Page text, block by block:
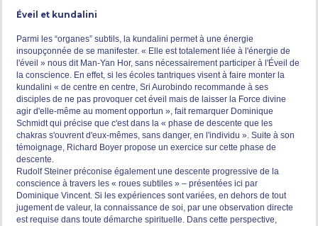
Éveil et kundalini
Parmi les “organes” subtils, la kundalini permet à une énergie
insoupçonnée de se manifester. « Elle est totalement liée à l'énergie de
l'éveil » nous dit Man-Yan Hor, sans nécessairement participer à l'Éveil de
la conscience. En effet, si les écoles tantriques visent à faire monter la
kundalini « de centre en centre, Sri Aurobindo recommande à ses
disciples de ne pas provoquer cet éveil mais de laisser la Force divine
agir d'elle-même au moment opportun », fait remarquer Dominique
Schmidt qui précise que c'est dans la « phase de descente que les
chakras s'ouvrent d'eux-mêmes, sans danger, en l'individu ». Suite à son
témoignage, Richard Boyer propose un exercice sur cette phase de
descente.
Rudolf Steiner préconise également une descente progressive de la
conscience à travers les « roues subtiles » – présentées ici par
Dominique Vincent. Si les expériences sont variées, en dehors de tout
jugement de valeur, la connaissance de soi, par une observation directe
est requise dans toute démarche spirituelle. Dans cette perspective,